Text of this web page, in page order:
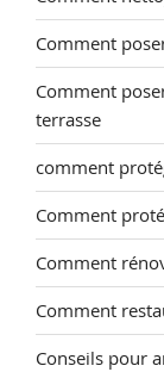
Comment
Comment
terrasse
comment
Comment
Comment
Comment
Conseils pour